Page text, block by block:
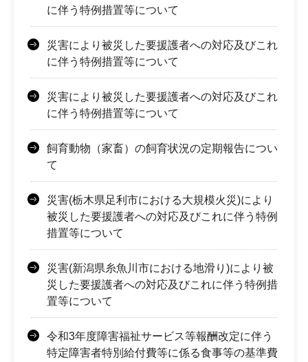
に伴う特例措置等について
災害により被災した要援護者への対応及びこれ
に伴う特例措置等について
災害により被災した要援護者への対応及びこれ
に伴う特例措置等について
飼育動物（家畜）の飼育状況の定期報告につい
て
災害(栃木県足利市における大規模火災)により
被災した要援護者への対応及びこれに伴う特例
措置等について
災害(新潟県糸魚川市における地滑り)により被
災した要援護者への対応及びこれに伴う特例措
置等について
令和3年度障害福祉サービス等報酬改定に伴う
特定障害者特別給付費等に係る食事等の基準費